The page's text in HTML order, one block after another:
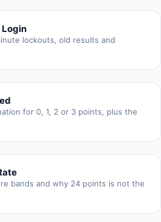
Login
lockouts, old results and
for 0, 1, 2 or 3 points, plus the
bands and why 24 points is not the